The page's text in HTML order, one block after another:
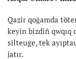
Qazir qoğamda
keyin bizdiñ qwqıq
silteuge, tek
jatır.